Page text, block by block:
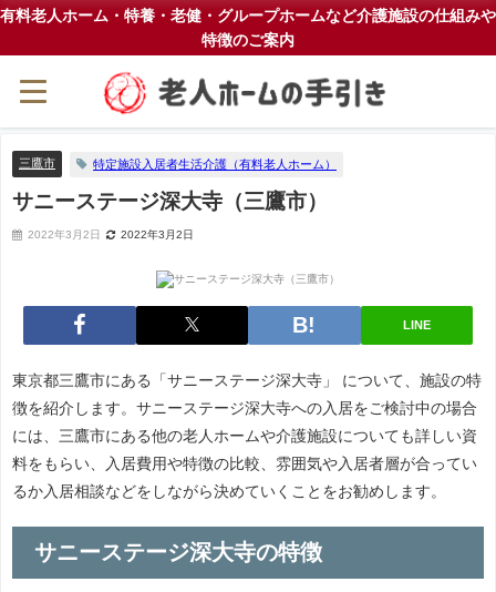
有料老人ホーム・特養・老健・グループホームなど介護施設の仕組みや
特徴のご案内
三鷹市 特定施設入居者生活介護（有料老人ホーム）
サニーステージ深大寺（三鷹市）
2022年3月2日 2022年3月2日
LINE
東京都三鷹市にある「サニーステージ深大寺」 について、施設の特
徴を紹介します。サニーステージ深大寺への入居をご検討中の場合
には、三鷹市にある他の老人ホームや介護施設についても詳しい資
料をもらい、入居費用や特徴の比較、雰囲気や入居者層が合ってい
るか入居相談などをしながら決めていくことをお勧めします。
サニーステージ深大寺の特徴